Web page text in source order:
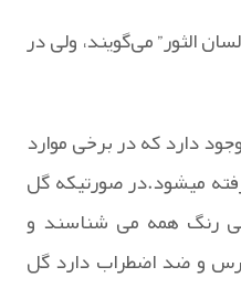
الثور” می‌گویند، ولی در
دارد که در برخی موارد
میشود.در صورتیکه گل
رنگ همه می شناسند و
و ضد اضطراب دارد گل